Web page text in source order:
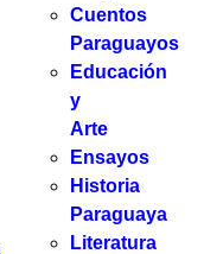
Cuentos
Paraguayos
Educación
y
Arte
Ensayos
Historia
Paraguaya
Literatura